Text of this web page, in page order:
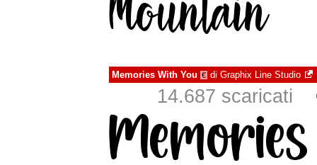
Memories With You € di Graphix Line Studio
14.687 scaricati